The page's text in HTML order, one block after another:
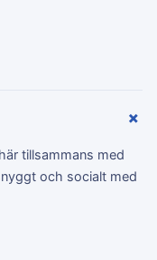
+
tillsammans med
och socialt med